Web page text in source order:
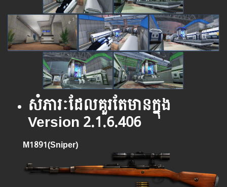
សំភារៈ​ដែល​គួរ​តែ​មាន​ក្នុង
Version 2.1.6.406
M1891(Sniper)